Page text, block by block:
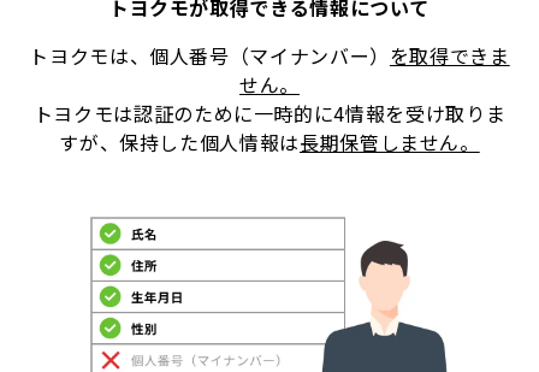
トヨクモが取得できる情報について
トヨクモは、個人番号（マイナンバー） を取得できま
せん。
トヨクモは認証のために一時的に4情報を受け取りま
すが、保持した個人情報は長期保管しません。